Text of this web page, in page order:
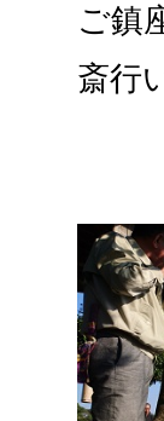
ご鎮
斎行